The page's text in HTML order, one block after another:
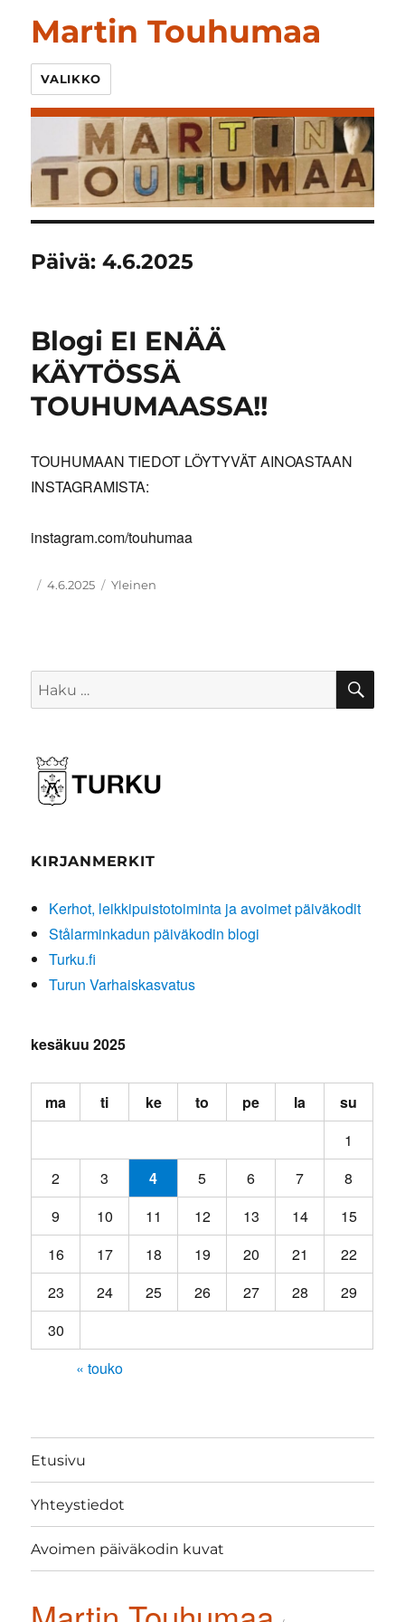
Martin Touhumaa
VALIKKO
Päivä:4.6.2025
Blogi EI ENÄÄ
KÄYTÖSSÄ
TOUHUMAASSA!!
TOUHUMAAN TIEDOT LÖYTYVÄT AINOASTAAN
INSTAGRAMISTA:
instagram.com/touhumaa
Kirjoittaja
Julkaistu
4.6.2025 Kategoriat
Yleinen
Etsi:
KIRJANMERKIT
Kerhot, leikkipuistotoiminta ja avoimet päiväkodit
Stålarminkadun päiväkodin blogi
Turku.fi
Turun Varhaiskasvatus
kesäkuu 2025
ma ti ke to pe la
su
1
2
3 4 5 6 7
8
9
10 11 12 13 14
15
16
17 18 19 20 21
22
23
24 25 26 27 28
29
30
« touko
Etusivu
Yhteystiedot
Avoimen päiväkodin kuvat